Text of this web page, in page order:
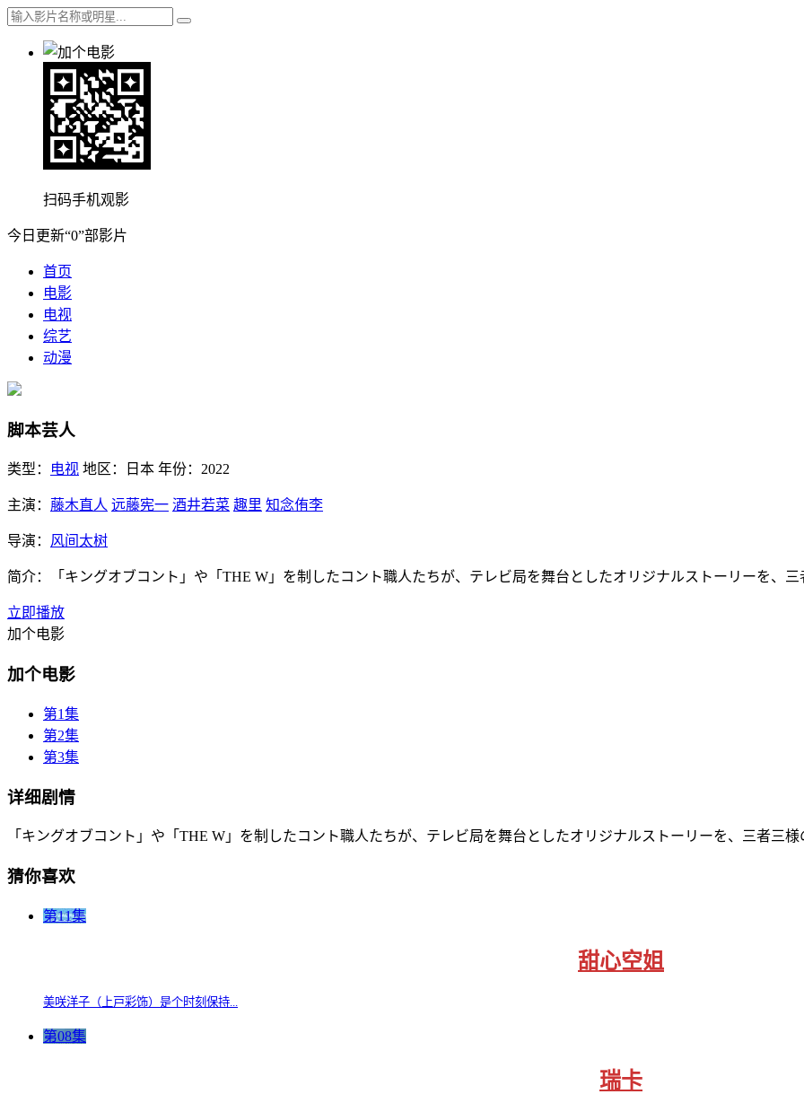
扫码手机观影
今日更新“0”部影片
首页
电影
电视
综艺
动漫
脚本芸人
类型： 电视 地区： 日本 年份： 2022
主演： 藤木直人 远藤宪一 酒井若菜 趣里 知念侑李
导演： 风间太树
简介： 「キングオブコント」や「THE W」を制したコント職人たちが、テレビ局を舞台としたオリジナルストーリーを、三
立即播放
加个电影
加个电影
第1集
第2集
第3集
详细剧情
「キングオブコント」や「THE W」を制したコント職人たちが、テレビ局を舞台としたオリジナルストーリーを、三者三様
猜你喜欢
第11集
甜心空姐
美咲洋子（上戸彩饰）是个时刻保持...
第08集
瑞卡